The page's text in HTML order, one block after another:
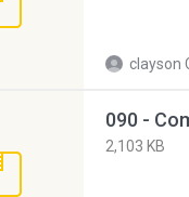
clayson
2,103 KB